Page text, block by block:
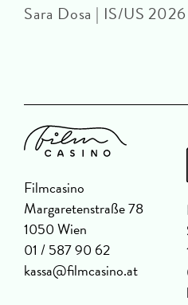
Sara Dosa | IS/US
Filmcasino
Margaretenstraße 78
1050 Wien
01 / 587 90 62
kassa@filmcasino.at